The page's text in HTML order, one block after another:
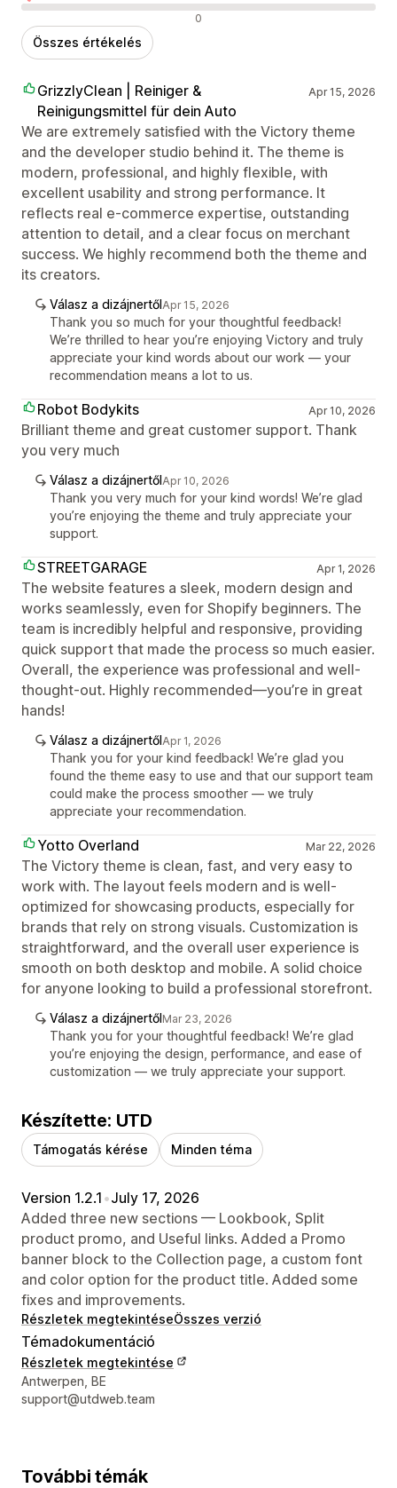
Negatív értékelések 0
Összes értékelés
GrizzlyClean | Reiniger &
Reinigungsmittel für dein Auto
Apr 15, 2026
We are extremely satisfied with the Victory theme
and the developer studio behind it. The theme is
modern, professional, and highly flexible, with
excellent usability and strong performance. It
reflects real e-commerce expertise, outstanding
attention to detail, and a clear focus on merchant
success. We highly recommend both the theme and
its creators.
Válasz a dizájnertőlApr 15, 2026
Thank you so much for your thoughtful feedback!
We’re thrilled to hear you’re enjoying Victory and truly
appreciate your kind words about our work — your
recommendation means a lot to us.
Robot Bodykits Apr 10, 2026
Brilliant theme and great customer support. Thank
you very much
Válasz a dizájnertőlApr 10, 2026
Thank you very much for your kind words! We’re glad
you’re enjoying the theme and truly appreciate your
support.
STREETGARAGE Apr 1, 2026
The website features a sleek, modern design and
works seamlessly, even for Shopify beginners. The
team is incredibly helpful and responsive, providing
quick support that made the process so much easier.
Overall, the experience was professional and well-
thought-out. Highly recommended—you’re in great
hands!
Válasz a dizájnertőlApr 1, 2026
Thank you for your kind feedback! We’re glad you
found the theme easy to use and that our support team
could make the process smoother — we truly
appreciate your recommendation.
Yotto Overland Mar 22, 2026
The Victory theme is clean, fast, and very easy to
work with. The layout feels modern and is well-
optimized for showcasing products, especially for
brands that rely on strong visuals. Customization is
straightforward, and the overall user experience is
smooth on both desktop and mobile. A solid choice
for anyone looking to build a professional storefront.
Válasz a dizájnertőlMar 23, 2026
Thank you for your thoughtful feedback! We’re glad
you’re enjoying the design, performance, and ease of
customization — we truly appreciate your support.
Készítette: UTD
Támogatás kérése Minden téma
Version 1.2.1 •July 17, 2026
Added three new sections — Lookbook, Split
product promo, and Useful links. Added a Promo
banner block to the Collection page, a custom font
and color option for the product title. Added some
fixes and improvements.
Részletek megtekintéseÖsszes verzió
Témadokumentáció
Részletek megtekintése
Dizájner kapcsolattartási adatai
Antwerpen, BE
support@utdweb.team
További témák